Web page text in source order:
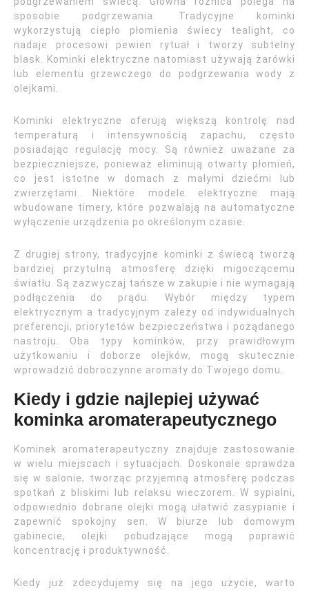
sposobie podgrzewania. Tradycyjne kominki
wykorzystują ciepło płomienia świecy tealight, co
nadaje procesowi pewien rytuał i tworzy subtelny
blask. Kominki elektryczne natomiast używają żarówki
lub elementu grzewczego do podgrzewania wody z
olejkami.
Kominki elektryczne oferują większą kontrolę nad
temperaturą i intensywnością zapachu, często
posiadając regulację mocy. Są również uważane za
bezpieczniejsze, ponieważ eliminują otwarty płomień,
co jest istotne w domach z małymi dziećmi lub
zwierzętami. Niektóre modele elektryczne mają
wbudowane timery, które pozwalają na automatyczne
wyłączenie urządzenia po określonym czasie.
Z drugiej strony, tradycyjne kominki z świecą tworzą
bardziej przytulną atmosferę dzięki migoczącemu
światłu. Są zazwyczaj tańsze w zakupie i nie wymagają
podłączenia do prądu. Wybór między typem
elektrycznym a tradycyjnym zależy od indywidualnych
preferencji, priorytetów bezpieczeństwa i pożądanego
nastroju. Oba typy kominków, przy prawidłowym
użytkowaniu i doborze olejków, mogą skutecznie
wprowadzić dobroczynne aromaty do Twojego domu.
Kiedy i gdzie najlepiej używać
kominka aromaterapeutycznego
Kominek aromaterapeutyczny znajduje zastosowanie
w wielu miejscach i sytuacjach. Doskonale sprawdza
się w salonie, tworząc przyjemną atmosferę podczas
spotkań z bliskimi lub relaksu wieczorem. W sypialni,
odpowiednio dobrane olejki mogą ułatwić zasypianie i
zapewnić spokojny sen. W biurze lub domowym
gabinecie, olejki pobudzające mogą poprawić
koncentrację i produktywność.
Kiedy już zdecydujemy się na jego użycie, warto